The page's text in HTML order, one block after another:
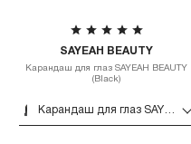
SAYEAH BEAUTY
Карандаш для глаз SAYEAH BEAUTY
(Black)
Карандаш для глаз SAYEAH BEAUTY (Black)